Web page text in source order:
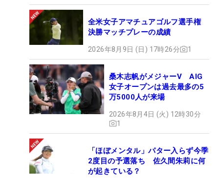
全米女子アマチュアゴルフ選手権
決勝マッチプレーの成績
2026年8月9日 (日) 17時26分 1
桑木志帆がメジャーV AIG
女子オープンは過去最多の5
万5000人が来場
2026年8月4日 (火) 12時30分
1
「ほぼメンタル」パター入らず今季
2度目の予選落ち 佐久間朱莉に何
が起きている？